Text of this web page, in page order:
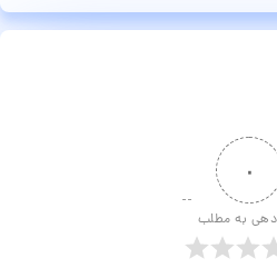
۰
به مطلب